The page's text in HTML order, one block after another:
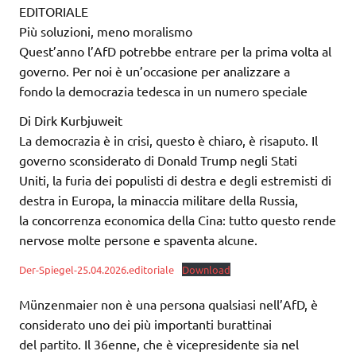
EDITORIALE
Più soluzioni, meno moralismo
Quest’anno l’AfD potrebbe entrare per la prima volta al
governo. Per noi è un’occasione per analizzare a
fondo la democrazia tedesca in un numero speciale
Di Dirk Kurbjuweit
La democrazia è in crisi, questo è chiaro, è risaputo. Il
governo sconsiderato di Donald Trump negli Stati
Uniti, la furia dei populisti di destra e degli estremisti di
destra in Europa, la minaccia militare della Russia,
la concorrenza economica della Cina: tutto questo rende
nervose molte persone e spaventa alcune.
Der-Spiegel-25.04.2026.editoriale Download
Münzenmaier non è una persona qualsiasi nell’AfD, è
considerato uno dei più importanti burattinai
del partito. Il 36enne, che è vicepresidente sia nel